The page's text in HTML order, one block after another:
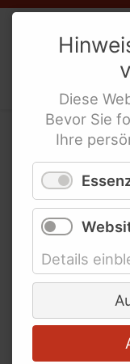
In der
Ableismus
Abschied
Diese
Bevor Sie
Ihre
Details